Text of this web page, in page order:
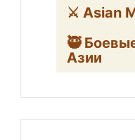
⚔️ Asian
🥷
Азии